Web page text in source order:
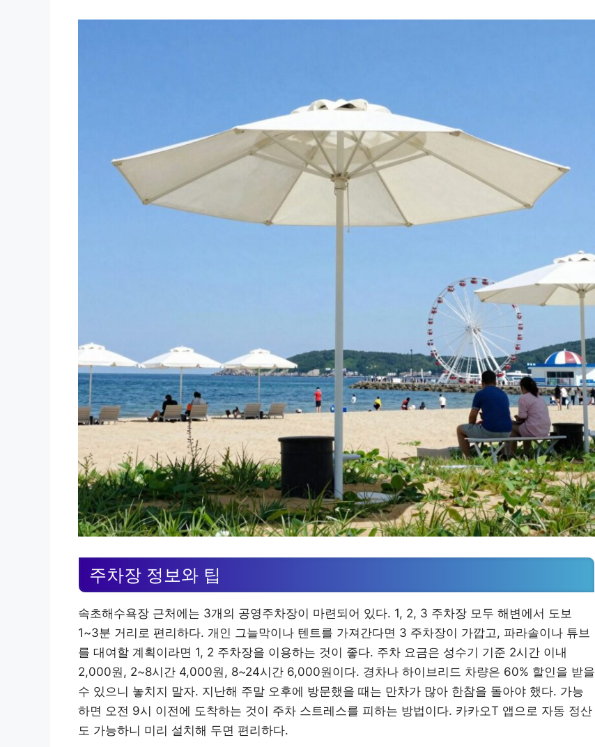
주차장 정보와 팁
속초해수욕장 근처에는 3개의 공영주차장이 마련되어 있다. 1, 2, 3 주차장 모두 해변에서 도보
1~3분 거리로 편리하다. 개인 그늘막이나 텐트를 가져간다면 3 주차장이 가깝고, 파라솔이나 튜브
를 대여할 계획이라면 1, 2 주차장을 이용하는 것이 좋다. 주차 요금은 성수기 기준 2시간 이내
2,000원, 2~8시간 4,000원, 8~24시간 6,000원이다. 경차나 하이브리드 차량은 60% 할인을 받을
수 있으니 놓치지 말자. 지난해 주말 오후에 방문했을 때는 만차가 많아 한참을 돌아야 했다. 가능
하면 오전 9시 이전에 도착하는 것이 주차 스트레스를 피하는 방법이다. 카카오T 앱으로 자동 정산
도 가능하니 미리 설치해 두면 편리하다.